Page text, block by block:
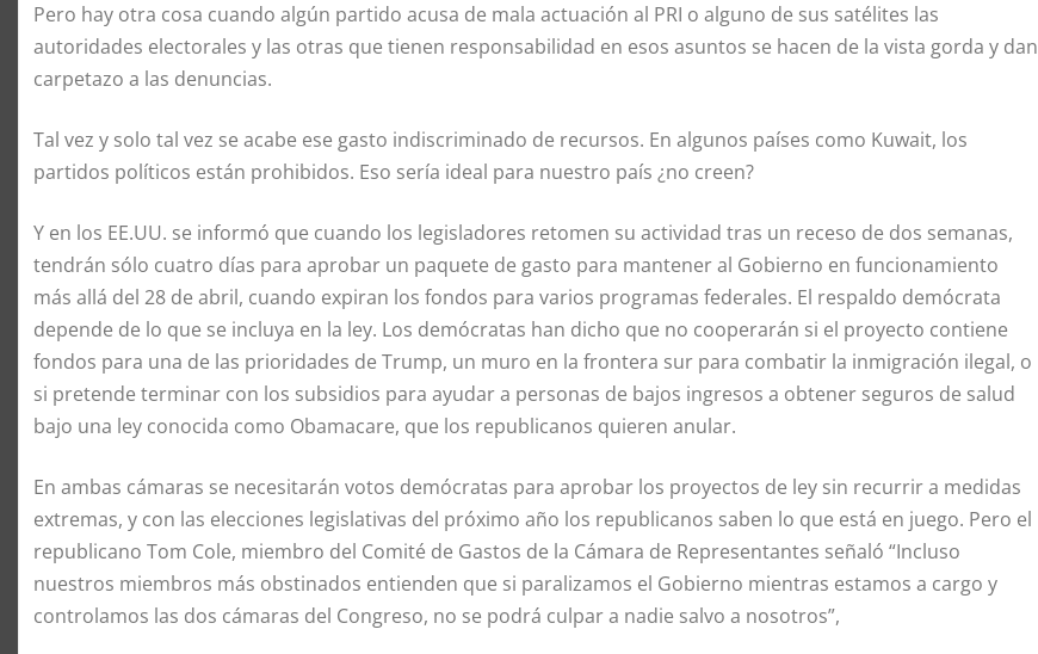
Pero hay otra cosa cuando algún partido acusa de mala actuación al PRI o alguno de sus satélites las
autoridades electorales y las otras que tienen responsabilidad en esos asuntos se hacen de la vista gorda y dan
carpetazo a las denuncias.
Tal vez y solo tal vez se acabe ese gasto indiscriminado de recursos. En algunos países como Kuwait, los
partidos políticos están prohibidos. Eso sería ideal para nuestro país ¿no creen?
Y en los EE.UU. se informó que cuando los legisladores retomen su actividad tras un receso de dos semanas,
tendrán sólo cuatro días para aprobar un paquete de gasto para mantener al Gobierno en funcionamiento
más allá del 28 de abril, cuando expiran los fondos para varios programas federales. El respaldo demócrata
depende de lo que se incluya en la ley. Los demócratas han dicho que no cooperarán si el proyecto contiene
fondos para una de las prioridades de Trump, un muro en la frontera sur para combatir la inmigración ilegal, o
si pretende terminar con los subsidios para ayudar a personas de bajos ingresos a obtener seguros de salud
bajo una ley conocida como Obamacare, que los republicanos quieren anular.
En ambas cámaras se necesitarán votos demócratas para aprobar los proyectos de ley sin recurrir a medidas
extremas, y con las elecciones legislativas del próximo año los republicanos saben lo que está en juego. Pero el
republicano Tom Cole, miembro del Comité de Gastos de la Cámara de Representantes señaló “Incluso
nuestros miembros más obstinados entienden que si paralizamos el Gobierno mientras estamos a cargo y
controlamos las dos cámaras del Congreso, no se podrá culpar a nadie salvo a nosotros”,